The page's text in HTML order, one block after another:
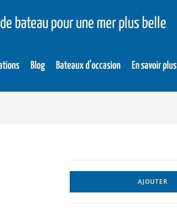
bateau pour une mer plus belle
Blog Bateaux d’occasion En savoir plus
AJOUTER